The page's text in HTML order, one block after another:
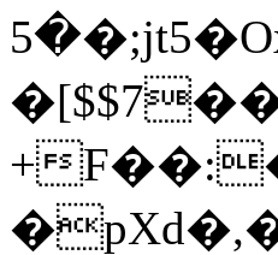
�5�;jt5�Ox�_�������&�4�����;����]�vr�-
+